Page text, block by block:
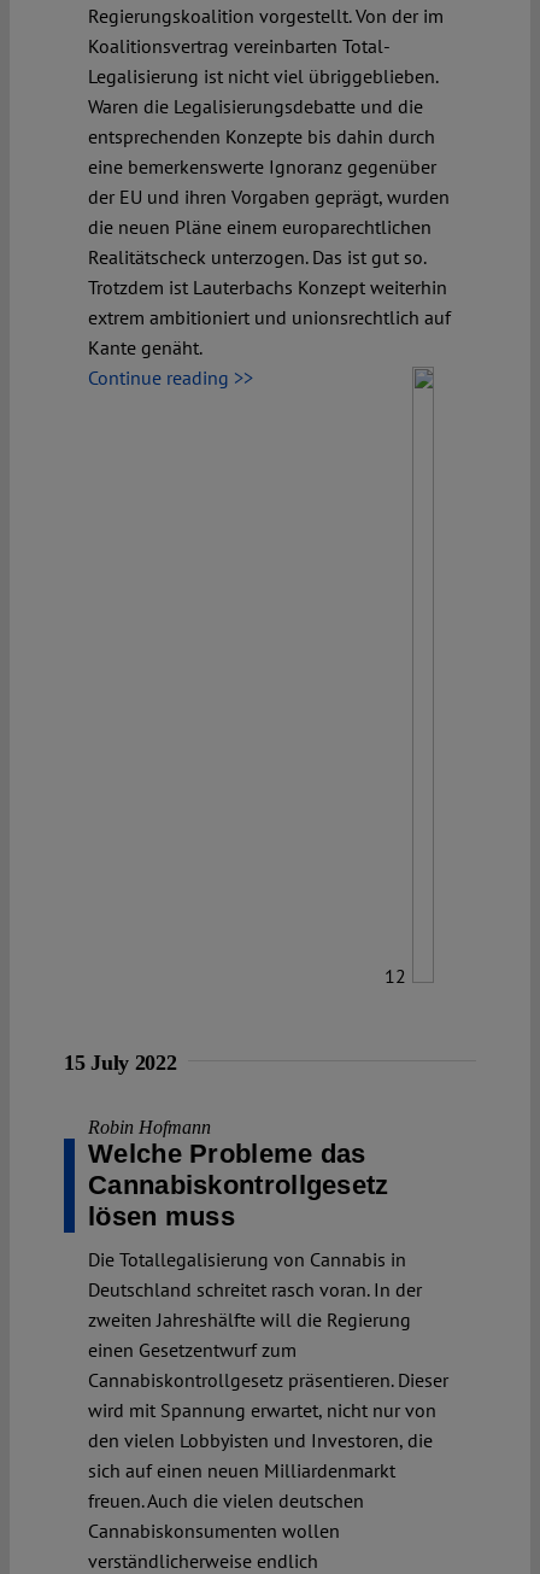
Regierungskoalition vorgestellt. Von der im
Koalitionsvertrag vereinbarten Total-
Legalisierung ist nicht viel übriggeblieben.
Waren die Legalisierungsdebatte und die
entsprechenden Konzepte bis dahin durch
eine bemerkenswerte Ignoranz gegenüber
der EU und ihren Vorgaben geprägt, wurden
die neuen Pläne einem europarechtlichen
Realitätscheck unterzogen. Das ist gut so.
Trotzdem ist Lauterbachs Konzept weiterhin
extrem ambitioniert und unionsrechtlich auf
Kante genäht.
Continue reading >>
12
15 July 2022
Robin Hofmann
Welche Probleme das
Cannabiskontrollgesetz
lösen muss
Die Totallegalisierung von Cannabis in
Deutschland schreitet rasch voran. In der
zweiten Jahreshälfte will die Regierung
einen Gesetzentwurf zum
Cannabiskontrollgesetz präsentieren. Dieser
wird mit Spannung erwartet, nicht nur von
den vielen Lobbyisten und Investoren, die
sich auf einen neuen Milliardenmarkt
freuen. Auch die vielen deutschen
Cannabiskonsumenten wollen
verständlicherweise endlich